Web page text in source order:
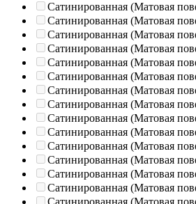
Сатинированная (Матовая
Сатинированная (Матовая
Сатинированная (Матовая
Сатинированная (Матовая
Сатинированная (Матовая
Сатинированная (Матовая
Сатинированная (Матовая
Сатинированная (Матовая
Сатинированная (Матовая
Сатинированная (Матовая
Сатинированная (Матовая
Сатинированная (Матовая
Сатинированная (Матовая
Сатинированная (Матовая